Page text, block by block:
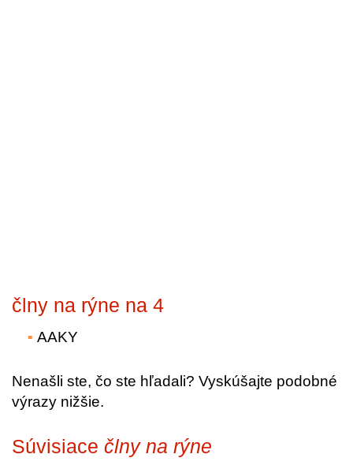
člny na rýne na 4
AAKY
Nenašli ste, čo ste hľadali? Vyskúšajte podobné
výrazy nižšie.
Súvisiace člny na rýne